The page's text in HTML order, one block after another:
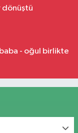
- oğul birlikte